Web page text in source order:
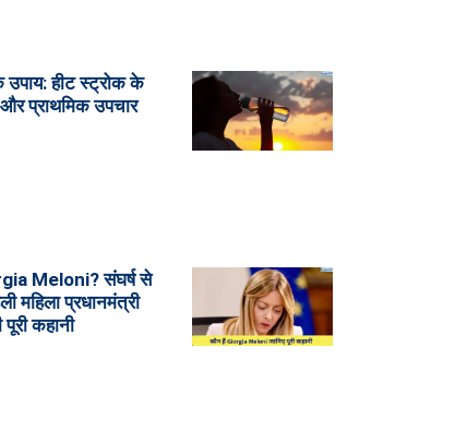
हीट स्ट्रोक के
प्राथमिक उपचार
Meloni? संघर्ष से
महिला प्रधानमंत्री
कहानी